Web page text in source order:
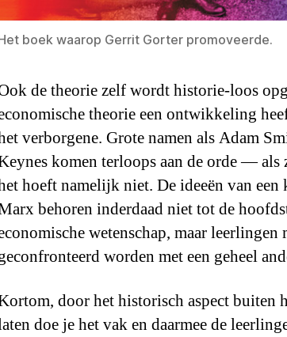
boek waarop Gerrit Gorter promoveerde.
de theorie zelf wordt historie-loos
theorie een ontwikkeling
verborgene. Grote namen als Adam
komen terloops aan de orde — als
hoeft namelijk niet. De ideeën van
behoren inderdaad niet tot de
wetenschap, maar leerlingen
worden met een geheel
door het historisch aspect buiten
doe je het vak en daarmee de